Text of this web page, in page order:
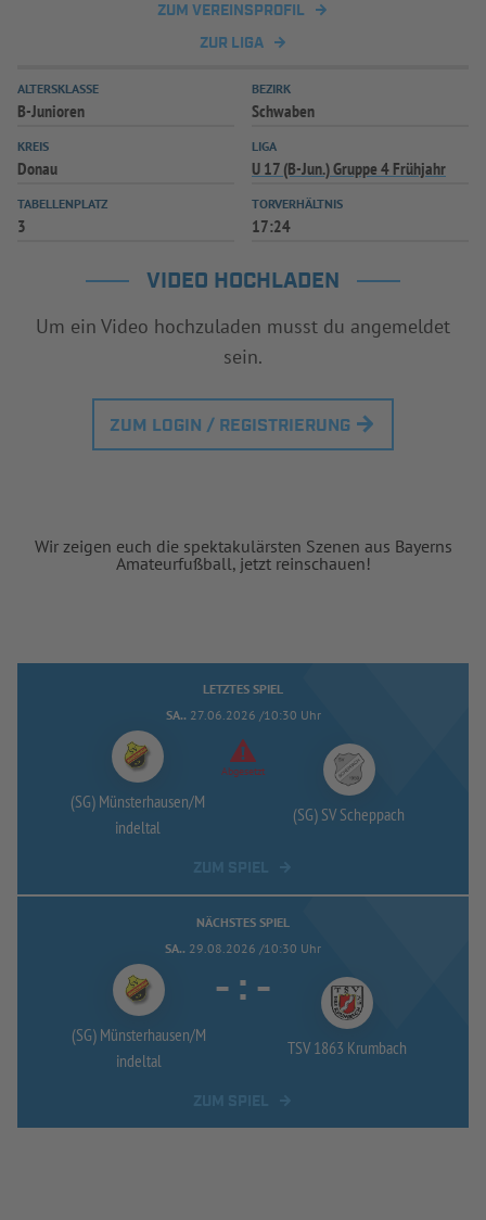
ZUM VEREINSPROFIL
ZUR LIGA
ALTERSKLASSE
B-Junioren
BEZIRK
Schwaben
KREIS
Donau
LIGA
U 17 (B-Jun.) Gruppe 4 Frühjahr
TABELLENPLATZ
3
TORVERHÄLTNIS
17:24
VIDEO HOCHLADEN
Um ein Video hochzuladen musst du angemeldet
sein.
ZUM LOGIN / REGISTRIERUNG
Wir zeigen euch die spektakulärsten Szenen aus Bayerns
Amateurfußball, jetzt reinschauen!
LETZTES SPIEL
SA.. 27.06.2026 /10:30 Uhr
(SG) Münsterhausen/M
indeltal
Abgesetzt
(SG) SV Scheppach
NÄCHSTES SPIEL
SA.. 29.08.2026 /10:30 Uhr
(SG) Münsterhausen/M
indeltal
- : -
TSV 1863 Krumbach